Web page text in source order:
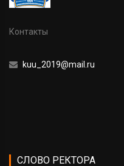
Контакты
kuu_2019@mail.ru
СЛОВО РЕКТОРА